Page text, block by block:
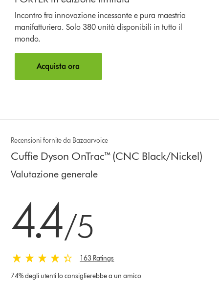
Incontro fra innovazione incessante e pura maestria
manifatturiera. Solo 380 unità disponibili in tutto il
mondo.
Acquista ora
Recensioni fornite da Bazaarvoice
Cuffie Dyson OnTrac™ (CNC Black/Nickel)
Valutazione generale
4.4/5
163 Ratings
74% degli utenti lo consiglierebbe a un amico